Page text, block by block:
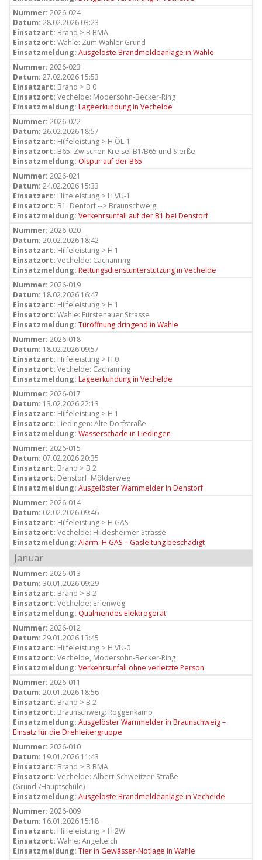
Nummer: 2026-024
Datum: 28.02.2026 03:23
Einsatzart: Brand > B BMA
Einsatzort: Wahle: Zum Wahler Grund
Einsatzmeldung: Ausgelöste Brandmeldeanlage in Wahle
Nummer: 2026-023
Datum: 27.02.2026 15:53
Einsatzart: Brand > B 0
Einsatzort: Vechelde: Modersohn-Becker-Ring
Einsatzmeldung: Lageerkundung in Vechelde
Nummer: 2026-022
Datum: 26.02.2026 18:57
Einsatzart: Hilfeleistung > H ÖL-1
Einsatzort: B65: Zwischen Kreisel B1/B65 und Sierße
Einsatzmeldung: Ölspur auf der B65
Nummer: 2026-021
Datum: 24.02.2026 15:33
Einsatzart: Hilfeleistung > H VU-1
Einsatzort: B1: Dentorf --> Braunschweig
Einsatzmeldung: Verkehrsunfall auf der B1 bei Denstorf
Nummer: 2026-020
Datum: 20.02.2026 18:42
Einsatzart: Hilfeleistung > H 1
Einsatzort: Vechelde: Cachanring
Einsatzmeldung: Rettungsdienstunterstützung in Vechelde
Nummer: 2026-019
Datum: 18.02.2026 16:47
Einsatzart: Hilfeleistung > H 1
Einsatzort: Wahle: Fürstenauer Strasse
Einsatzmeldung: Türöffnung dringend in Wahle
Nummer: 2026-018
Datum: 18.02.2026 09:57
Einsatzart: Hilfeleistung > H 0
Einsatzort: Vechelde: Cachanring
Einsatzmeldung: Lageerkundung in Vechelde
Nummer: 2026-017
Datum: 13.02.2026 22:13
Einsatzart: Hilfeleistung > H 1
Einsatzort: Liedingen: Alte Dorfstraße
Einsatzmeldung: Wasserschade in Liedingen
Nummer: 2026-015
Datum: 07.02.2026 20:35
Einsatzart: Brand > B 2
Einsatzort: Denstorf: Mölderweg
Einsatzmeldung: Ausgelöster Warnmelder in Denstorf
Nummer: 2026-014
Datum: 02.02.2026 09:46
Einsatzart: Hilfeleistung > H GAS
Einsatzort: Vechelde: Hildesheimer Strasse
Einsatzmeldung: Alarm: H GAS – Gasleitung beschädigt
Januar
Nummer: 2026-013
Datum: 30.01.2026 09:29
Einsatzart: Brand > B 2
Einsatzort: Vechelde: Erlenweg
Einsatzmeldung: Qualmendes Elektrogerät
Nummer: 2026-012
Datum: 29.01.2026 13:45
Einsatzart: Hilfeleistung > H VU-0
Einsatzort: Vechelde, Modersohn-Becker-Ring
Einsatzmeldung: Verkehrsunfall ohne verletzte Person
Nummer: 2026-011
Datum: 20.01.2026 18:56
Einsatzart: Brand > B 2
Einsatzort: Braunschweig: Roggenkamp
Einsatzmeldung: Ausgelöster Warnmelder in Braunschweig –
Einsatz für die Drehleitergruppe
Nummer: 2026-010
Datum: 19.01.2026 11:43
Einsatzart: Brand > B BMA
Einsatzort: Vechelde: Albert-Schweitzer-Straße
(Grund-/Hauptschule)
Einsatzmeldung: Ausgelöste Brandmeldeanlage in Vechelde
Nummer: 2026-009
Datum: 16.01.2026 15:18
Einsatzart: Hilfeleistung > H 2W
Einsatzort: Wahle: Angelteich
Einsatzmeldung: Tier in Gewässer-Notlage in Wahle